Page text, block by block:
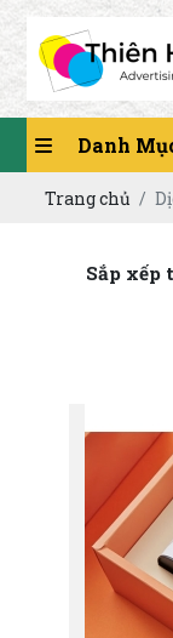
Danh
Trang chủ
Sắp xếp